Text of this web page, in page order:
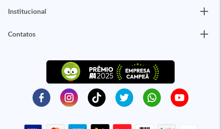
Institucional
Contatos